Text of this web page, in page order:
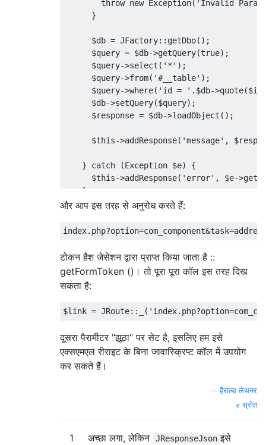
throw new Exception('Invalid
      }
      $db = JFactory::getDbo();
      $query = $db->getQuery(true);
      $query->select('*');
      $query->from('#__table');
$query->where('id = '.$db-
      $db->setQuery($query);
      $response = $db->loadObject();
$this->addResponse('message',
    } catch (Exception $e) {
$this->addResponse('error', $e-
    }
    $this->display();
  }
और आप इस तरह से अनुरोध करते हैं:
टोकन हैश जेसेशन द्वारा प्राप्त किया जाता है ::
getFormToken ()। तो पूरा पूरा कॉल इस तरह दिख
सकता है:
दूसरा पैरामीटर "झूठा" पर सेट है, इसलिए हम इसे
एक्सएमएल रीराइट के बिना जावास्क्रिप्ट कॉल में उपयोग
कर सकते हैं।
—हैराल्ड लेथनर
स्रोत
1 अच्छा लगा, लेकिन JResponseJson इसे